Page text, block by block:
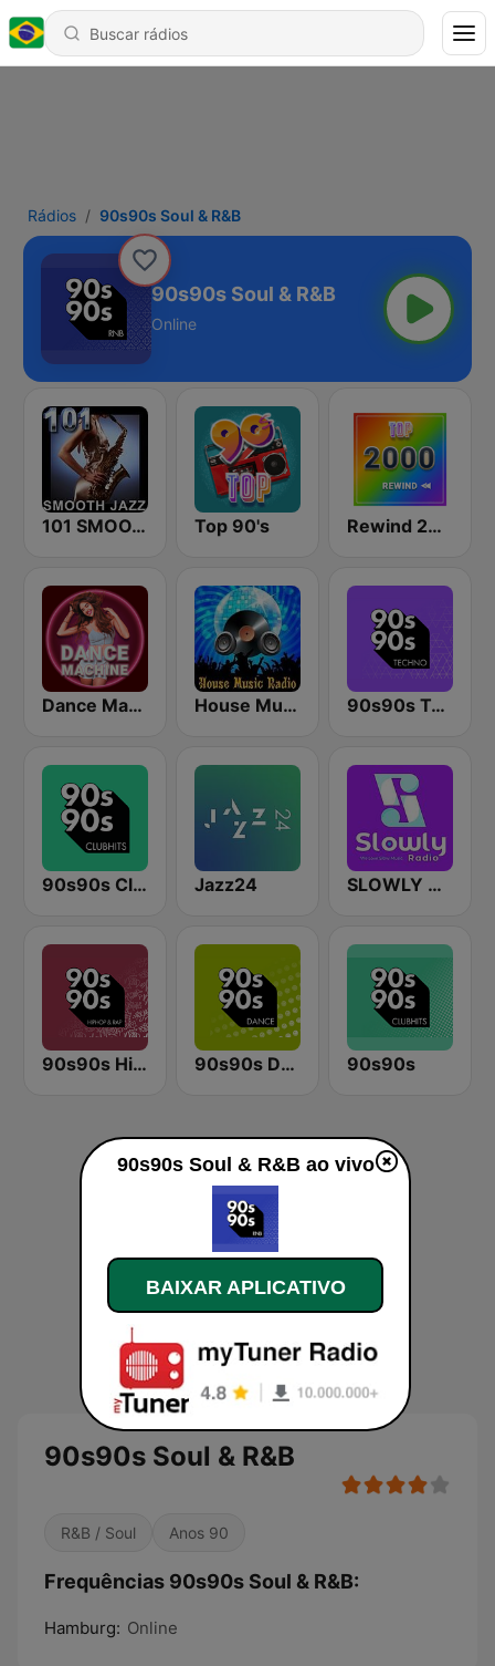
Rádios 90s90s Soul & R&B
90s90s Soul & R&B
Online
101 SMOOTH JAZZ Top 90's Rewind 2000's
Dance Machine House Music Radio 90s90s Techno
90s90s Clubhits Jazz24 SLOWLY RADIO
90s90s Hiphop & Rap 90s90s Dance 90s90s
90s90s Soul & R&B
R&B / Soul Anos 90
Frequências 90s90s Soul & R&B:
Hamburg: Online
90s90s Soul & R&B ao vivo
BAIXAR APLICATIVO